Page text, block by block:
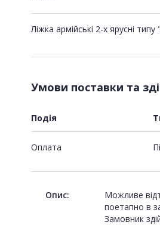
Ліжка армійські 2-х ярусні типу
Умови поставки та
Подія
Оплата
Опис:
Можливе
поетапно в
Замовник